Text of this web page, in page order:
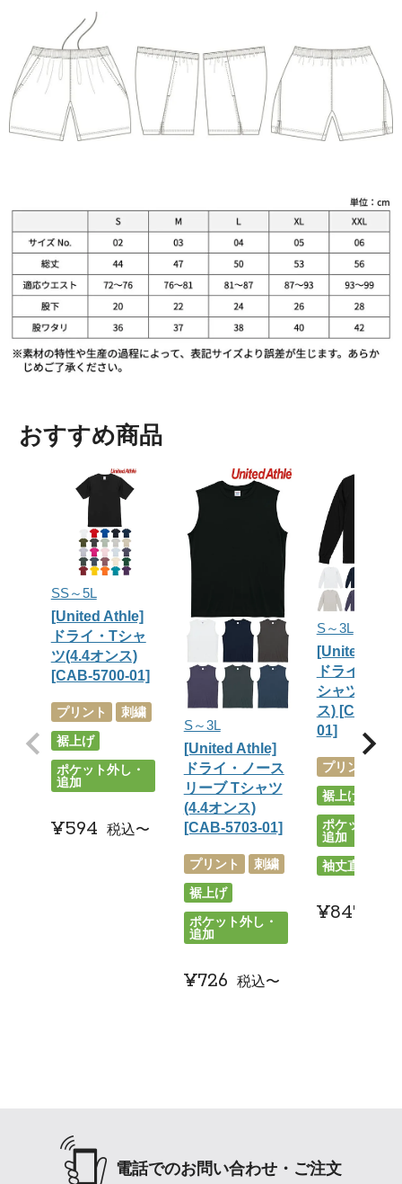
おすすめ商品
SS～5L
[United Athle]
ドライ・Tシャ
ツ(4.4オンス)
[CAB-5700-01]
プリント
刺繍
裾上げ
ポケット外し・
追加
¥594 税込〜
S～3L
[United Athle]
ドライ・ノース
リーブ Tシャツ
(4.4オンス)
[CAB-5703-01]
プリント
刺繍
裾上げ
ポケット外し・
追加
¥726 税込〜
S～3L
[United
ドライ・長
シャツ(4.4オ
ス) [CAB-
01]
プリント
裾上げ
ポケット外し
追加
袖丈直し
¥847
電話でのお問い合わせ・ご注文